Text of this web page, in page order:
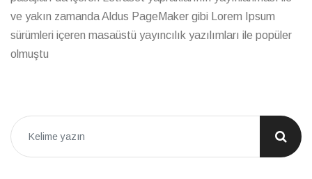
ve yakın zamanda Aldus PageMaker gibi Lorem Ipsum
sürümleri içeren masaüstü yayıncılık yazılımları ile popüler
olmuştu